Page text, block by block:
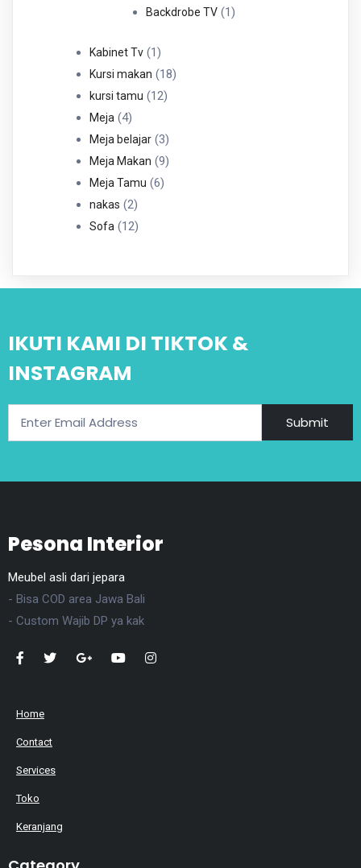
Produk
Backdrobe TV 11
Kabinet Tv 11
Produk
Kursi makan 1818
kursi tamu 1212
Meja 44
Produk
Meja belajar 33
Produk
Meja Makan 99
Meja Tamu 66
nakas 22
Produk
Sofa 1212
IKUTI KAMI DI TIKTOK &
INSTAGRAM
Submit
Pesona Interior
Meubel asli dari jepara
- Bisa COD area Jawa Bali
- Custom Wajib DP ya kak
Home
Contact
Services
Toko
Keranjang